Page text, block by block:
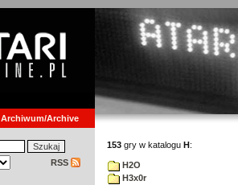
Archiwum/Archive
RSS
153 gry w katalogu H:
H2O
H3x0r